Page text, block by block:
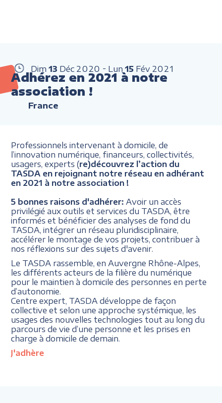
Dim 13 Déc 2020 Lun 15 Fév 2021
Adhérez en 2021 à notre
association !
France
Professionnels intervenant à domicile, de
l’innovation numérique, financeurs, collectivités,
usagers, experts (re)découvrez l’action du
TASDA en rejoignant notre réseau en adhérant
en 2021 à notre association !
5 bonnes raisons d'adhérer: Avoir un accès
privilégié aux outils et services du TASDA, être
informés et bénéficier des analyses de fond du
TASDA, intégrer un réseau pluridisciplinaire,
accélérer le montage de vos projets, contribuer à
nos réflexions sur des sujets d'avenir.
Le TASDA rassemble, en Auvergne Rhône-Alpes,
les différents acteurs de la filière du numérique
pour le maintien à domicile des personnes en perte
d’autonomie.
Centre expert, TASDA développe de façon
collective et selon une approche systémique, les
usages des nouvelles technologies tout au long du
parcours de vie d’une personne et les prises en
charge à domicile de demain.
J'adhère